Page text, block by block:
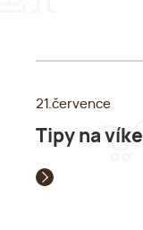
21.července
Tipy na